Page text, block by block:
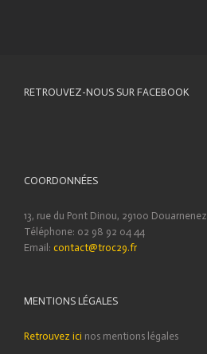
RETROUVEZ-NOUS SUR FACEBOOK
COORDONNÉES
13, rue du Pont Dinou, 29100 Douarnenez
Téléphone: 02 98 92 04 44
Email: contact@troc29.fr
MENTIONS LÉGALES
Retrouvez ici nos mentions légales